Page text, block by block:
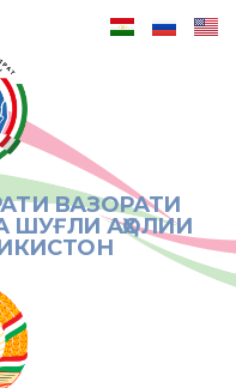
ВАЗОРАТИ
ШУҒЛИ АҲОЛИИ